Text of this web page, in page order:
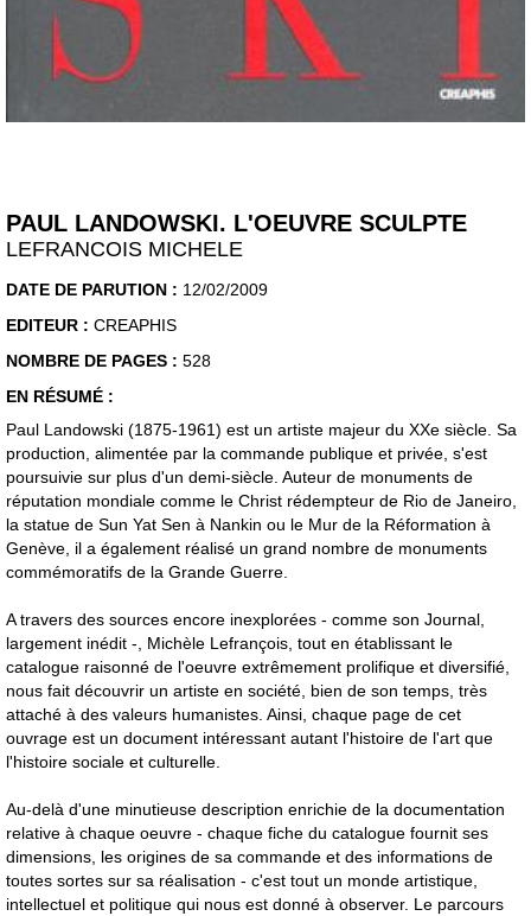
PAUL LANDOWSKI. L'OEUVRE SCULPTE
LEFRANCOIS MICHELE
DATE DE PARUTION : 12/02/2009
EDITEUR : CREAPHIS
NOMBRE DE PAGES : 528
EN RÉSUMÉ :
Paul Landowski (1875-1961) est un artiste majeur du XXe siècle. Sa
production, alimentée par la commande publique et privée, s'est
poursuivie sur plus d'un demi-siècle. Auteur de monuments de
réputation mondiale comme le Christ rédempteur de Rio de Janeiro,
la statue de Sun Yat Sen à Nankin ou le Mur de la Réformation à
Genève, il a également réalisé un grand nombre de monuments
commémoratifs de la Grande Guerre.
A travers des sources encore inexplorées - comme son Journal,
largement inédit -, Michèle Lefrançois, tout en établissant le
catalogue raisonné de l'oeuvre extrêmement prolifique et diversifié,
nous fait découvrir un artiste en société, bien de son temps, très
attaché à des valeurs humanistes. Ainsi, chaque page de cet
ouvrage est un document intéressant autant l'histoire de l'art que
l'histoire sociale et culturelle.
Au-delà d'une minutieuse description enrichie de la documentation
relative à chaque oeuvre - chaque fiche du catalogue fournit ses
dimensions, les origines de sa commande et des informations de
toutes sortes sur sa réalisation - c'est tout un monde artistique,
intellectuel et politique qui nous est donné à observer. Le parcours